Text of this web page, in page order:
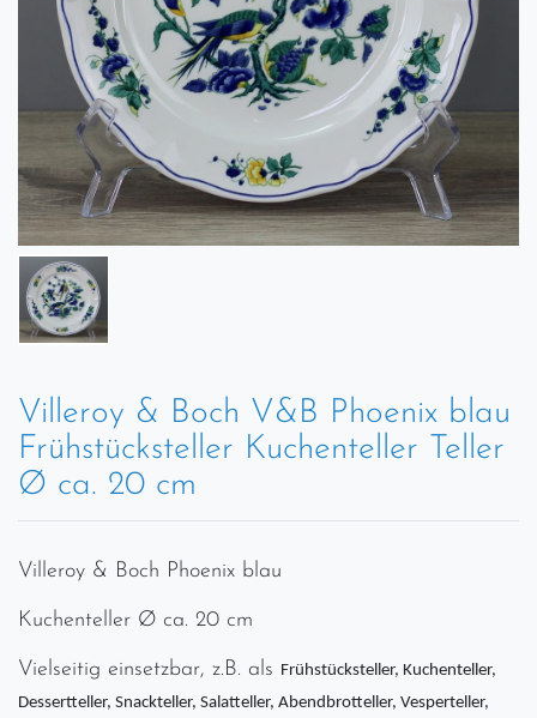
Villeroy & Boch V&B Phoenix blau
Frühstücksteller Kuchenteller Teller
Ø ca. 20 cm
Villeroy & Boch Phoenix blau
Kuchenteller Ø ca. 20 cm
Vielseitig einsetzbar, z.B. als Frühstücksteller, Kuchenteller,
Dessertteller, Snackteller, Salatteller, Abendbrotteller, Vesperteller,